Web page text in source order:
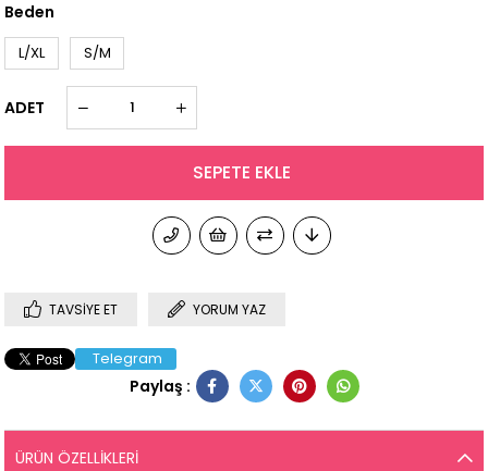
Beden
L/XL S/M
ADET
TAVSIYE ET YORUM YAZ
Telegram
Paylaş :
ÜRÜN ÖZELLIKLERI